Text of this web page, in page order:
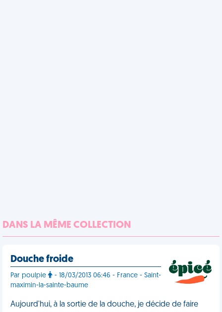
DANS LA MÊME COLLECTION
Douche froide
Par poulpie
- 18/03/2013 06:46 - France - Saint-
maximin-la-sainte-baume
Aujourd'hui, à la sortie de la douche, je décide de faire